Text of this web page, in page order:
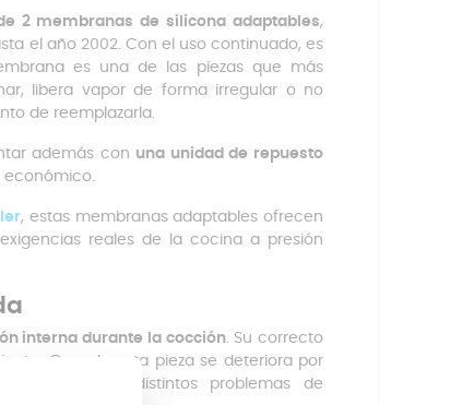
2 membranas de silicona adaptables,
el año 2002. Con el uso continuado, es
es una de las piezas que más
libera vapor de forma irregular o no
de reemplazarla.
además con una unidad de repuesto
económico.
, estas membranas adaptables ofrecen
reales de la cocina a presión
interna durante la cocción. Su correcto
Cuando esta pieza se deteriora por
aparecer distintos problemas de